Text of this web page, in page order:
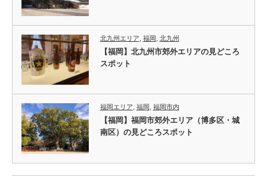
北九州エリア 福岡 北九州
【福岡】北九州市郊外エリアの見どころ
スポット
福岡エリア 福岡 福岡市内
【福岡】福岡市郊外エリア（博多区・城
南区）の見どころスポット